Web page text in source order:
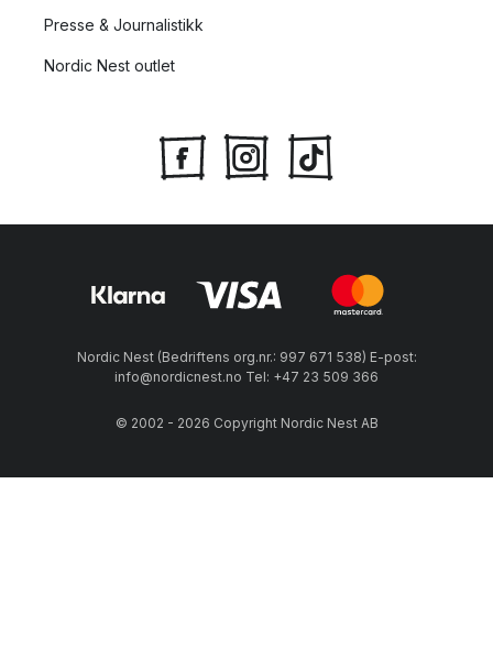
Presse & Journalistikk
Nordic Nest outlet
Nordic Nest (Bedriftens org.nr.: 997 671 538) E-post:
info@nordicnest.no Tel: +47 23 509 366
© 2002 - 2026 Copyright Nordic Nest AB